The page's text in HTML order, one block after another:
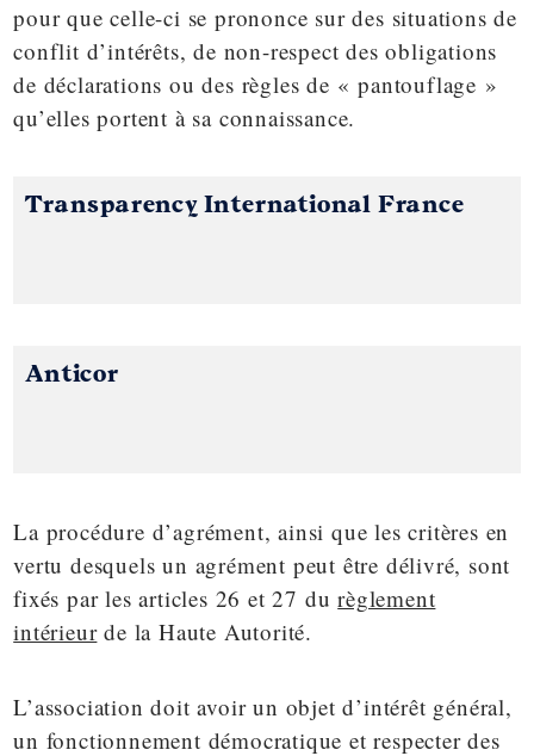
pour que celle-ci se prononce sur des situations de
conflit d’intérêts, de non-respect des obligations
de déclarations ou des règles de « pantouflage »
qu’elles portent à sa connaissance.
Transparency International France
Anticor
La procédure d’agrément, ainsi que les critères en
vertu desquels un agrément peut être délivré, sont
fixés par les articles 26 et 27 durèglement
intérieurde la Haute Autorité.
L’association doit avoir un objet d’intérêt général,
un fonctionnement démocratique et respecter des